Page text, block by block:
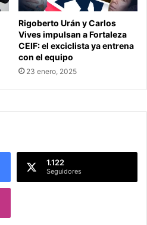
Rigoberto Urán y Carlos
Vives impulsan a Fortaleza
CEIF: el exciclista ya entrena
con el equipo
23 enero, 2025
1.122
Seguidores